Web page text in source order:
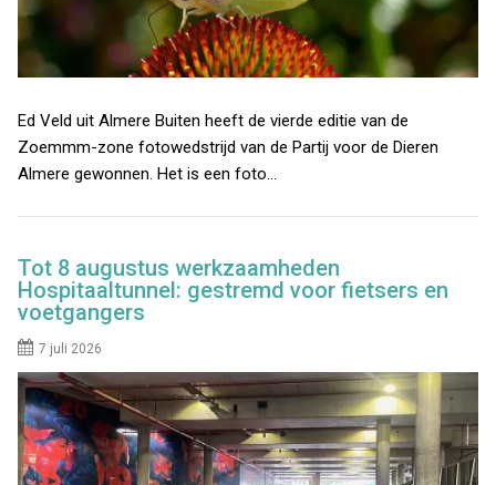
Ed Veld uit Almere Buiten heeft de vierde editie van de
Zoemmm-zone fotowedstrijd van de Partij voor de Dieren
Almere gewonnen. Het is een foto…
Tot 8 augustus werkzaamheden
Hospitaaltunnel: gestremd voor fietsers en
voetgangers
7 juli 2026